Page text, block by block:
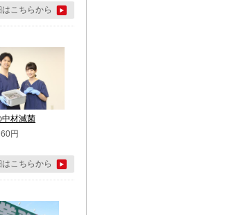
はこちらから
中材滅菌
円
はこちらから